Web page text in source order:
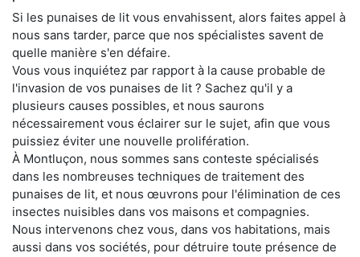
Si les punaises de lit vous envahissent, alors faites appel à
nous sans tarder, parce que nos spécialistes savent de
quelle manière s'en défaire.
Vous vous inquiétez par rapport à la cause probable de
l'invasion de vos punaises de lit ? Sachez qu'il y a
plusieurs causes possibles, et nous saurons
nécessairement vous éclairer sur le sujet, afin que vous
puissiez éviter une nouvelle prolifération.
À Montluçon, nous sommes sans conteste spécialisés
dans les nombreuses techniques de traitement des
punaises de lit, et nous œuvrons pour l'élimination de ces
insectes nuisibles dans vos maisons et compagnies.
Nous intervenons chez vous, dans vos habitations, mais
aussi dans vos sociétés, pour détruire toute présence de